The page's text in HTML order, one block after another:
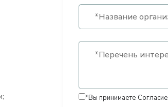
*Вы принимаете